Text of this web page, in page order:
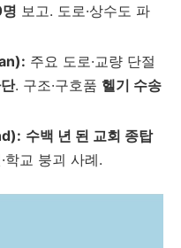
보고. 도로·상수도 파
주요 도로·교량 단절
. 구조·구호품 헬기 수송
수백 년 된 교회 종탑
학교 붕괴 사례.